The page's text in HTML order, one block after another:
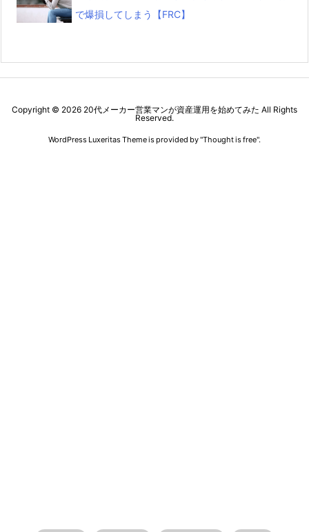
で爆損してしまう【FRC】
Copyright © 2026 20代メーカー営業マンが資産運用を始めてみた All Rights
Reserved.
WordPress Luxeritas Theme is provided by "Thought is free".